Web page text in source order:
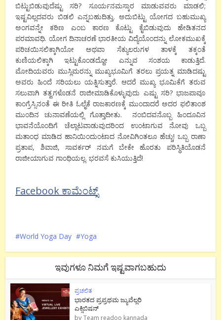
ಬಿಟ್ಟುಬಿಡುವುದೆಷ್ಟು ಸರಿ? ಸೂರ್ಯನಮಸ್ಕಾರ ಮಾಡುವವರು ಮಾಡಲಿ;
ಇಷ್ಟವಿಲ್ಲದವರು ಬಿಡಲಿ ಎನ್ನಬಹುದಿತ್ತು. ಅದುಬಿಟ್ಟು ಯೋಗದ ಬಹುಮುಖ್ಯ
ಅಂಗವನ್ನೇ ಕಠಿಣ ಎಂಬ ಕಾರಣ ಕೊಟ್ಟು ಕೈಬಿಡುವುದು ಹೇಡಿತನದ
ಪರಮಾವಧಿ. ಯೋಗ ದಿನಾಚರಣೆ ಭಾರತೀಯ ವಿದ್ಯೆಯೊಂದನ್ನು ಲೋಕಮುಖಕ್ಕೆ
ಪರಿಚಯಿಸಲಿಕ್ಕಾಗಿಯೋ ಅಥವಾ ಸೆಕ್ಯುಲರುಗಳ ತಾಳಕ್ಕೆ ತಕ್ಕಂತೆ
ಕುಣಿಯಲಿಕ್ಕಾಗಿ ಇಟ್ಟುಕೊಂಡದ್ದೋ ಎನ್ನುವ ಸಂಶಯ ಕಾಡುತ್ತಿದೆ.
ಮೋದಿಯವರು ಮುಸ್ಲಿಮರನ್ನು ಮುಖ್ಯಭೂಮಿಗೆ ತರಲು ಪ್ರಯತ್ನ ಮಾಡಿದಷ್ಟು
ಅವರು ಹಿಂದೆ ಸರಿಯಲು ಯತ್ನಿಸುತ್ತಾರೆ. ಆದರೆ ಮುಖ್ಯ ಭೂಮಿಕೆಗೆ ತರುವ
ಸಲುವಾಗಿ ತತ್ವಗಳೊಡನೆ ರಾಜೀಮಾಡಿಕೊಳ್ಳುವುದು ಎಷ್ಟು ಸರಿ? ಭಾಜಪಾವೂ
ಕಾಂಗ್ರೆಸ್ಸಿನಂತೆ ಈ ರೀತಿ ಓಲೈಕೆ ರಾಜಕಾರಣಕ್ಕೆ ಮುಂದಾದರೆ ಅದರ ಫಲಿತಾಂಶ
ಮುಂದಿನ ಚುನಾವಣೆಯಲ್ಲಿ ಗೊತ್ತಾದೀತು. ನಂಬಿದವನೊಬ್ಬ ಹಿಂದೂವಿನ
ಭಾವನೆಯೊಂದಿಗೆ ಚೆಲ್ಲಾಟವಾಡುವುದರಿಂದ ಉಂಟಾಗುವ ನೋವು ಒಬ್ಬ
ಮತಾಂಧ ಮಾಡಿದ ಹಾನಿಯಿಂದುಂಟಾದ ನೋವಿಗಿಂತಲೂ ಹೆಚ್ಚು! ಒಬ್ಬ ರಾಣಾ
ಪ್ರತಾಪ, ಶಿವಾಜಿ, ಸಾವರ್ಕರ್ ನಮಗೆ ಬೇಕೇ ಹೊರತು ಪರಿಸ್ಥಿತಿಯೊಡನೆ
ರಾಜೀಯಾಗುವ ಗಾಂಧಿಯಲ್ಲ. ಭರವಸೆ ಕುಸಿಯುತ್ತಿದೆ!
Facebook ಕಾಮೆಂಟ್ಸ್
World Yoga Day Yoga
ಇವುಗಳೂ ನಿಮಗೆ ಇಷ್ಟವಾಗಬಹುದು
ಪ್ರಚಲಿತ
ಭಾರತದ ಪ್ರಪ್ರಥಮ ಜ್ಯುವೆಲ್ಲರಿ
ಎಕ್ಸಿಬಿಷನ್
byTeam readoo kannada